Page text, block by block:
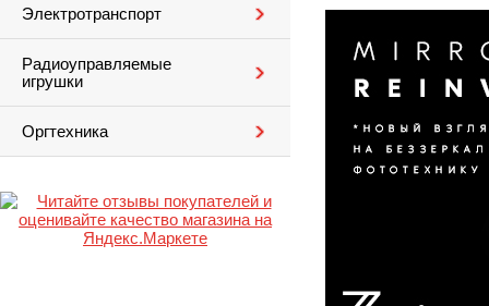
Электротранспорт
Радиоуправляемые
игрушки
Оргтехника